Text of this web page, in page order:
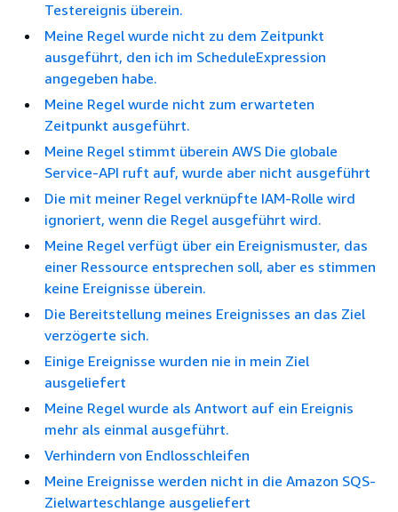
Testereignis überein.
Meine Regel wurde nicht zu dem Zeitpunkt
ausgeführt, den ich im ScheduleExpression
angegeben habe.
Meine Regel wurde nicht zum erwarteten
Zeitpunkt ausgeführt.
Meine Regel stimmt überein AWS Die globale
Service-API ruft auf, wurde aber nicht ausgeführt
Die mit meiner Regel verknüpfte IAM-Rolle wird
ignoriert, wenn die Regel ausgeführt wird.
Meine Regel verfügt über ein Ereignismuster, das
einer Ressource entsprechen soll, aber es stimmen
keine Ereignisse überein.
Die Bereitstellung meines Ereignisses an das Ziel
verzögerte sich.
Einige Ereignisse wurden nie in mein Ziel
ausgeliefert
Meine Regel wurde als Antwort auf ein Ereignis
mehr als einmal ausgeführt.
Verhindern von Endlosschleifen
Meine Ereignisse werden nicht in die Amazon SQS-
Zielwarteschlange ausgeliefert